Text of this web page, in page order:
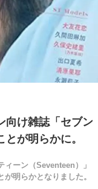
向け雑誌「セブン
が明らかに。
ーン（Seventeen）」
明らかとなりました。